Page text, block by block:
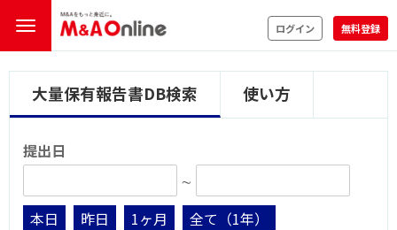
ログイン 無料登録
大量保有報告書DB検索 使い方
提出日
∼
本日
昨日 1ヶ月 全て（1年）